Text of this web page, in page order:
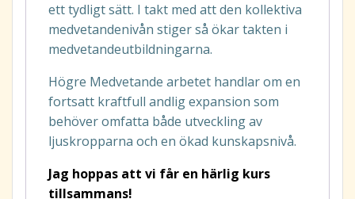
ett tydligt sätt. I takt med att den kollektiva
medvetandenivån stiger så ökar takten i
medvetandeutbildningarna.
Högre Medvetande arbetet handlar om en
fortsatt kraftfull andlig expansion som
behöver omfatta både utveckling av
ljuskropparna och en ökad kunskapsnivå.
Jag hoppas att vi får en härlig kurs
tillsammans!